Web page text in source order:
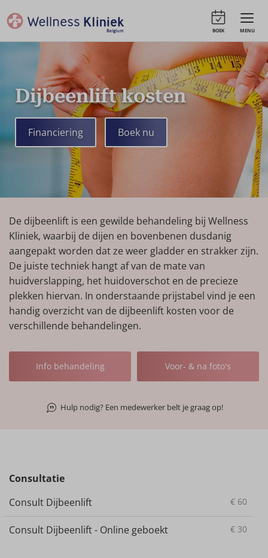
MENU
BOEK
Dijbeenlift kosten
Financiering Boek nu
De dijbeenlift is een gewilde behandeling bij Wellness
Kliniek, waarbij de dijen en bovenbenen dusdanig
aangepakt worden dat ze weer gladder en strakker zijn.
De juiste techniek hangt af van de mate van
huidverslapping, het huidoverschot en de precieze
plekken hiervan. In onderstaande prijstabel vind je een
handig overzicht van de dijbeenlift kosten voor de
verschillende behandelingen.
Info behandeling Voor- & na foto's
Hulp nodig? Een medewerker belt je graag op!
Consultatie
Consult Dijbeenlift
€ 60
Consult Dijbeenlift - Online geboekt € 30